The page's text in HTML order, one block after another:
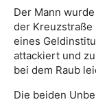
Der Mann
der Kreuzstraße
eines
attackiert und
bei dem Raub
Die beiden